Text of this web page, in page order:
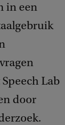
in een
Lab
door